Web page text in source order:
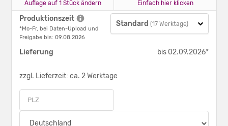
Auflage auf 1 Stück ändern
Einfach hier klicken
Produktionszeit
*Mo-Fr, bei Daten-Upload und
Freigabe bis: 09.08.2026
Standard (17 Werktage)
Lieferung bis 02.09.2026*
zzgl. Lieferzeit: ca. 2 Werktage